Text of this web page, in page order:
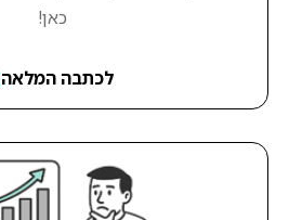
כאן!
לכתבה המלאה